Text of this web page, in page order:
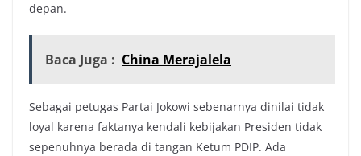
depan.
Baca Juga : China Merajalela
Sebagai petugas Partai Jokowi sebenarnya dinilai tidak
loyal karena faktanya kendali kebijakan Presiden tidak
sepenuhnya berada di tangan Ketum PDIP. Ada